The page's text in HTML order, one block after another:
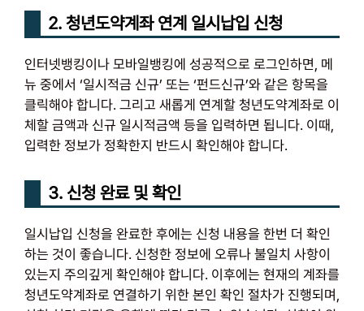
2. 청년도약계좌 연계 일시납입 신청
인터넷뱅킹이나 모바일뱅킹에 성공적으로 로그인하면, 메
뉴 중에서 ‘일시적금 신규’ 또는 ‘펀드신규’와 같은 항목을
클릭해야 합니다. 그리고 새롭게 연계할 청년도약계좌로 이
체할 금액과 신규 일시적금액 등을 입력하면 됩니다. 이때,
입력한 정보가 정확한지 반드시 확인해야 합니다.
3. 신청 완료 및 확인
일시납입 신청을 완료한 후에는 신청 내용을 한번 더 확인
하는 것이 좋습니다. 신청한 정보에 오류나 불일치 사항이
있는지 주의깊게 확인해야 합니다. 이후에는 현재의 계좌를
청년도약계좌로 연결하기 위한 본인 확인 절차가 진행되며,